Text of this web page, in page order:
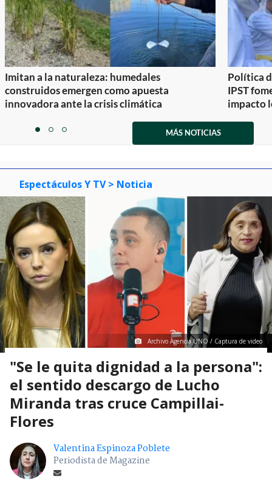
Imitan a la naturaleza: humedales
construidos emergen como apuesta
innovadora ante la crisis climática
Política
IPST
impacto
itemitemitem
MÁS NOTICIAS
Espectáculos Y TV > Noticia
Archivo Agencia UNO / Captura de video
"Se le quita dignidad a la persona":
el sentido descargo de Lucho
Miranda tras cruce Campillai-
Flores
Valentina Espinoza Poblete
Periodista de Magazine